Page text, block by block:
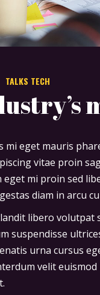
TALKS TECH
mi eget mauris
vitae proin
eget mi proin sed
diam in arcu
libero volutpat
suspendisse
urna cursus
velit